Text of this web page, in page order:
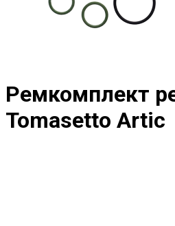
Ремкомплект
Tomasetto Artic